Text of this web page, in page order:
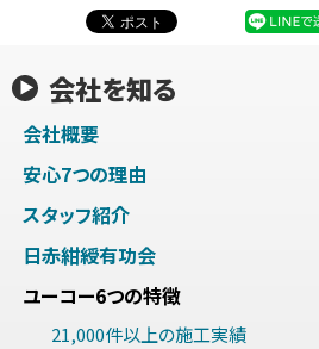
会社を知る
会社概要
安心7つの理由
スタッフ紹介
日赤紺綬有功会
ユーコー6つの特徴
21,000件以上の施工実績